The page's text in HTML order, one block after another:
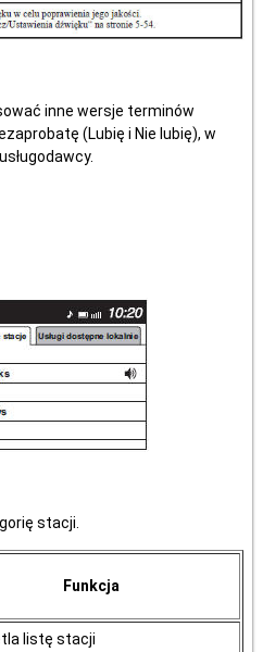
inne wersje terminów
(Lubię i Nie lubię), w
stacji.
Funkcja
listę stacji